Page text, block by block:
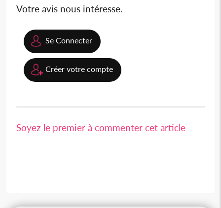
Votre avis nous intéresse.
Se Connecter
Créer votre compte
Soyez le premier à commenter cet article